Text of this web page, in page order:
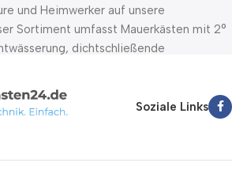
und Heimwerker auf unsere
Sortiment umfasst Mauerkästen mit 2°
dichtschließende
wie Belimo, Lufberg und Joventa. Wir
innerhalb von 24-72 Stunden,
und faire Preise.
Soziale Links